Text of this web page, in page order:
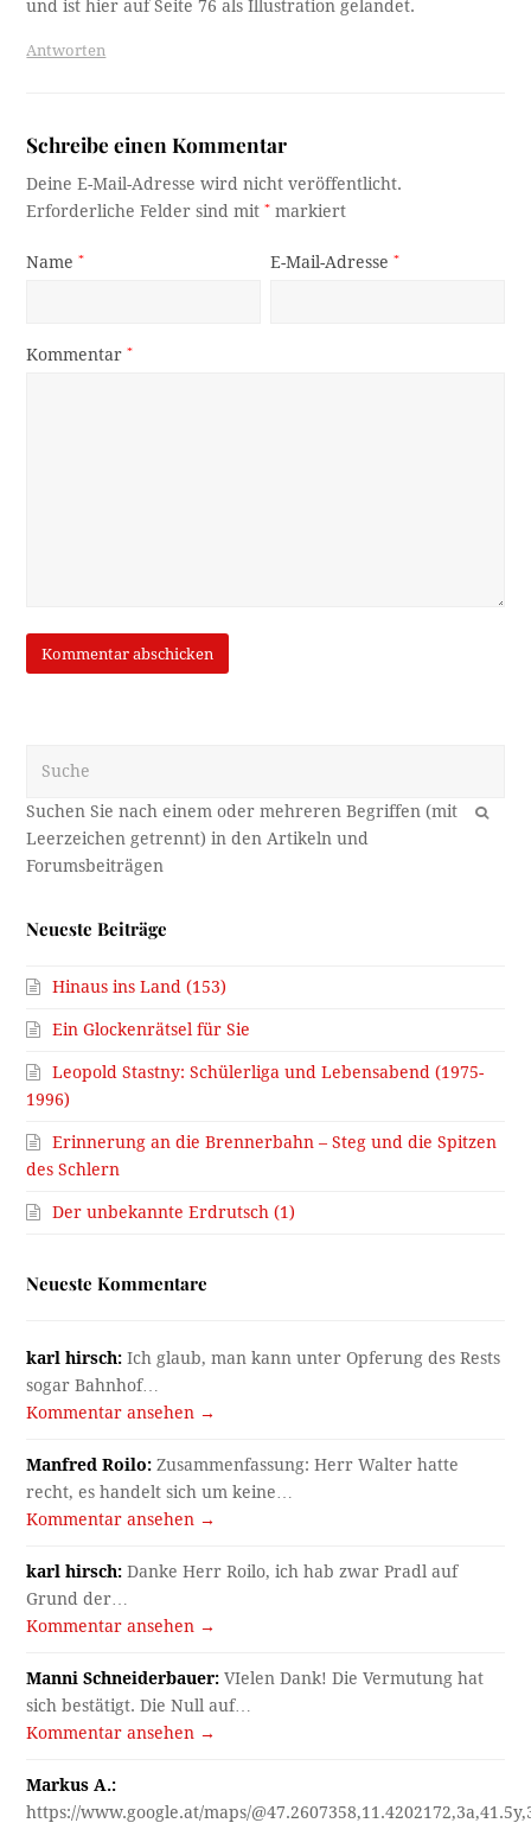
und ist hier auf Seite 76 als Illustration gelandet.
Antworten
Schreibe einen Kommentar
Deine E-Mail-Adresse wird nicht veröffentlicht.
Erforderliche Felder sind mit* markiert
Name* E-Mail-Adresse*
Kommentar*
OK
Neueste Beiträge
Hinaus ins Land (153)
Ein Glockenrätsel für Sie
Leopold Stastny: Schülerliga und Lebensabend (1975-
1996)
Erinnerung an die Brennerbahn – Steg und die Spitzen
des Schlern
Der unbekannte Erdrutsch (1)
Neueste Kommentare
karl hirsch: Ich glaub, man kann unter Opferung des Rests
sogar Bahnhof…
Kommentar ansehen →
Manfred Roilo: Zusammenfassung: Herr Walter hatte
recht, es handelt sich um keine…
Kommentar ansehen →
karl hirsch: Danke Herr Roilo, ich hab zwar Pradl auf
Grund der…
Kommentar ansehen →
Manni Schneiderbauer: VIelen Dank! Die Vermutung hat
sich bestätigt. Die Null auf…
Kommentar ansehen →
Markus A.:
https://www.google.at/maps/